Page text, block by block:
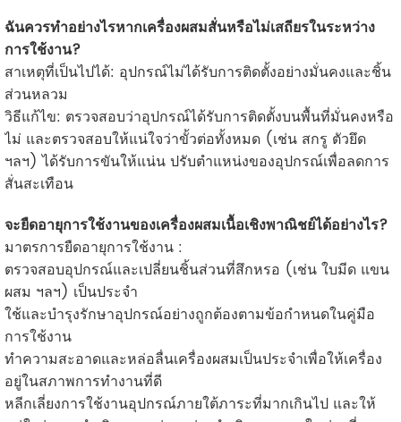
ฉันควรทำอย่างไรหากเครื่องผสมสั่นหรือไม่เสถียรในระหว่าง
การใช้งาน?
สาเหตุที่เป็นไปได้: อุปกรณ์ไม่ได้รับการติดตั้งอย่างมั่นคงและชิ้น
ส่วนหลวม
วิธีแก้ไข: ตรวจสอบว่าอุปกรณ์ได้รับการติดตั้งบนพื้นที่มั่นคงหรือ
ไม่ และตรวจสอบให้แน่ใจว่าขั้วต่อทั้งหมด (เช่น สกรู ตัวยึด
ฯลฯ) ได้รับการขันให้แน่น ปรับตำแหน่งของอุปกรณ์เพื่อลดการ
สั่นสะเทือน
จะยืดอายุการใช้งานของเครื่องผสมเนื้อเชิงพาณิชย์ได้อย่างไร?
มาตรการยืดอายุการใช้งาน :
ตรวจสอบอุปกรณ์และเปลี่ยนชิ้นส่วนที่สึกหรอ (เช่น ใบมีด แขน
ผสม ฯลฯ) เป็นประจำ
ใช้และบำรุงรักษาอุปกรณ์อย่างถูกต้องตามข้อกำหนดในคู่มือ
การใช้งาน
ทำความสะอาดและหล่อลื่นเครื่องผสมเป็นประจำเพื่อให้เครื่อง
อยู่ในสภาพการทำงานที่ดี
หลีกเลี่ยงการใช้งานอุปกรณ์ภายใต้ภาระที่มากเกินไป และให้